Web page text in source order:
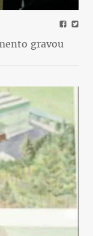
gravou